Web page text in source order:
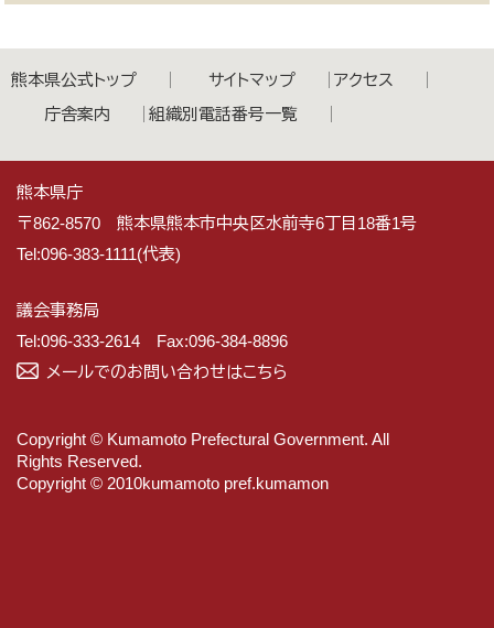
熊本県公式トップ サイトマップ
アクセス
庁舎案内
組織別電話番号一覧
熊本県庁
〒862-8570 熊本県熊本市中央区水前寺6丁目18番1号
Tel:096-383-1111(代表)
議会事務局
Tel:096-333-2614 Fax:096-384-8896
メールでのお問い合わせはこちら
Copyright © Kumamoto Prefectural Government. All
Rights Reserved.
Copyright © 2010kumamoto pref.kumamon